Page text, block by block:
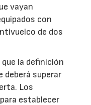
vayan
con
de dos
la definición
deberá superar
Los
establecer